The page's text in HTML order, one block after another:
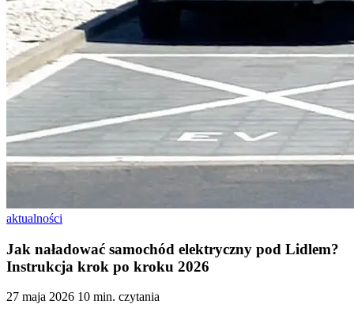
aktualności
Jak naładować samochód elektryczny pod Lidlem?
Instrukcja krok po kroku 2026
27 maja 2026 10 min. czytania